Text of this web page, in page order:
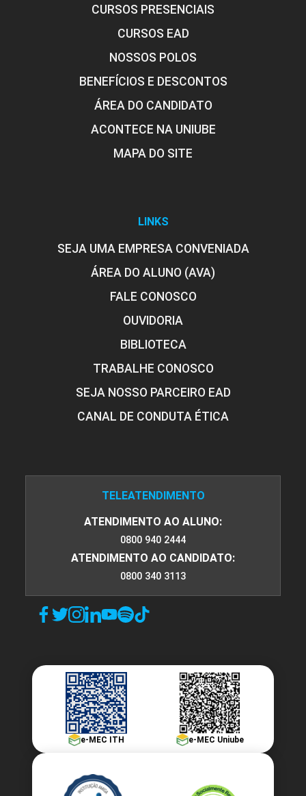
CURSOS PRESENCIAIS
CURSOS EAD
NOSSOS POLOS
BENEFÍCIOS E DESCONTOS
ÁREA DO CANDIDATO
ACONTECE NA UNIUBE
MAPA DO SITE
LINKS
SEJA UMA EMPRESA CONVENIADA
ÁREA DO ALUNO (AVA)
FALE CONOSCO
OUVIDORIA
BIBLIOTECA
TRABALHE CONOSCO
SEJA NOSSO PARCEIRO EAD
CANAL DE CONDUTA ÉTICA
TELEATENDIMENTO
ATENDIMENTO AO ALUNO:
0800 940 2444
ATENDIMENTO AO CANDIDATO:
0800 340 3113
e-MEC ITH e-MEC Uniube